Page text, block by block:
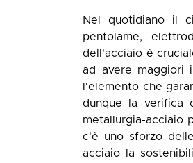
Nel quotidiano il
pentolame,
dell'acciaio è
ad avere maggiori
l'elemento che
dunque la verifica
metallurgia-acciaio
c'è uno sforzo
acciaio la